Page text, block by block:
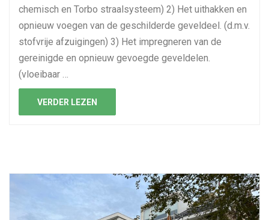
chemisch en Torbo straalsysteem) 2) Het uithakken en
opnieuw voegen van de geschilderde geveldeel. (d.m.v.
stofvrije afzuigingen) 3) Het impregneren van de
gereinigde en opnieuw gevoegde geveldelen.
(vloeibaar …
VERDER LEZEN